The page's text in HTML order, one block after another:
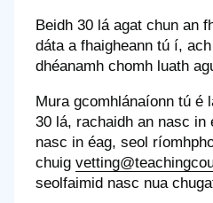
Beidh 30 lá agat chun an
dáta a fhaigheann tú í,
dhéanamh chomh luath
Mura gcomhlánaíonn tú é
30 lá, rachaidh an nasc in
nasc in éag, seol
chuig
seolfaimid nasc nua